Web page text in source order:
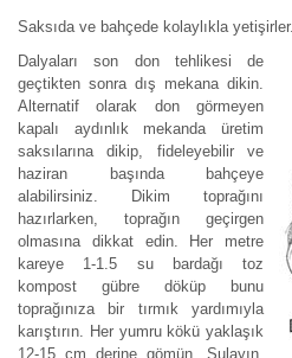
Saksıda ve bahçede kolaylıkla yetişirler.
Dalyaları son don tehlikesi de
geçtikten sonra dış mekana dikin.
Alternatif olarak don görmeyen
kapalı aydınlık mekanda üretim
saksılarına dikip, fideleyebilir ve
haziran başında bahçeye
alabilirsiniz. Dikim toprağını
hazırlarken, toprağın geçirgen
olmasına dikkat edin. Her metre
kareye 1-1.5 su bardağı toz
kompost gübre döküp bunu
toprağınıza bir tırmık yardımıyla
karıştırın. Her yumru kökü yaklaşık
12-15 cm derine gömün. Sulayın.